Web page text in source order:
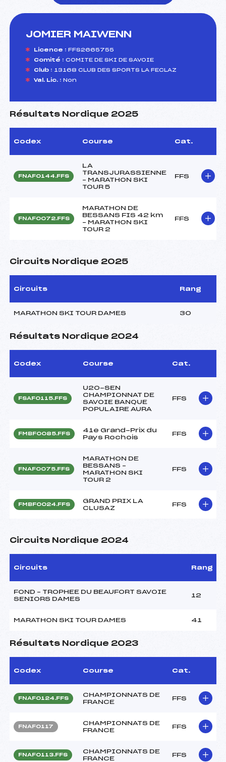
JOMIER MAIWENN
Licence : FFS2665755
Comité : COMITE DE SKI DE SAVOIE
Club : 13168 CLUB DES SPORTS LA FECLAZ
Val. Lic. : Non
Résultats Nordique 2025
Codex Course Cat.
FNAF0144.FFS
LA
TRANSJURASSIENNE
– MARATHON SKI
TOUR 5
FFS
FNAF0072.FFS
MARATHON DE
BESSANS FIS 42 km
– MARATHON SKI
TOUR 2
FFS
Circuits Nordique 2025
Circuits Rang
MARATHON SKI TOUR DAMES 30
Résultats Nordique 2024
Codex Course Cat.
FSAF0115.FFS
U20-SEN
CHAMPIONNAT DE
SAVOIE BANQUE
POPULAIRE AURA
FFS
FMBF0085.FFS
41e Grand-Prix du
Pays Rochois
FFS
FNAF0075.FFS
MARATHON DE
BESSANS –
MARATHON SKI
TOUR 2
FFS
FMBF0024.FFS
GRAND PRIX LA
CLUSAZ
FFS
Circuits Nordique 2024
Circuits Rang
FOND – TROPHEE DU BEAUFORT SAVOIE
SENIORS DAMES
12
MARATHON SKI TOUR DAMES 41
Résultats Nordique 2023
Codex Course Cat.
FNAF0124.FFS
CHAMPIONNATS DE
FRANCE
FFS
FNAF0117
CHAMPIONNATS DE
FRANCE
FFS
FNAF0113.FFS
CHAMPIONNATS DE
FRANCE
FFS